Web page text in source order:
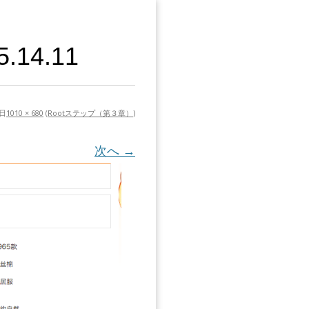
1010 × 680 (Rootステップ（第３章） )
次へ →